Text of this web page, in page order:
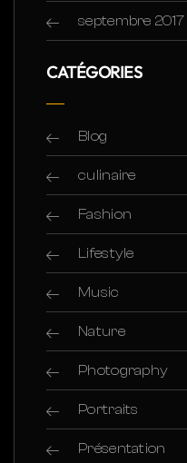
septembre 2017
CATÉGORIES
Blog
culinaire
Fashion
Lifestyle
Music
Nature
Photography
Portraits
Présentation